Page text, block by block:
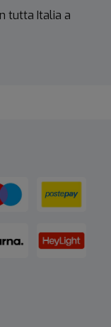
tutta Italia a